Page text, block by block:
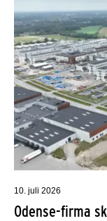
10. juli 2026
Odense-firma